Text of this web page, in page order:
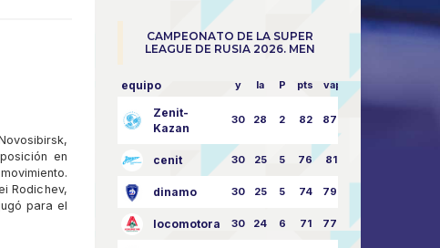
en
Rodichev,
para el
CAMPEONATO DE LA SUPER
LEAGUE DE RUSIA 2026. MEN
equipo y la P pts vapor
Zenit-
Kazan
30 28 2 82 87:24
cenit 30 25 5 76 81:21
dinamo 30 25 5 74 79:26
locomotora 30 24 6 71 77:33